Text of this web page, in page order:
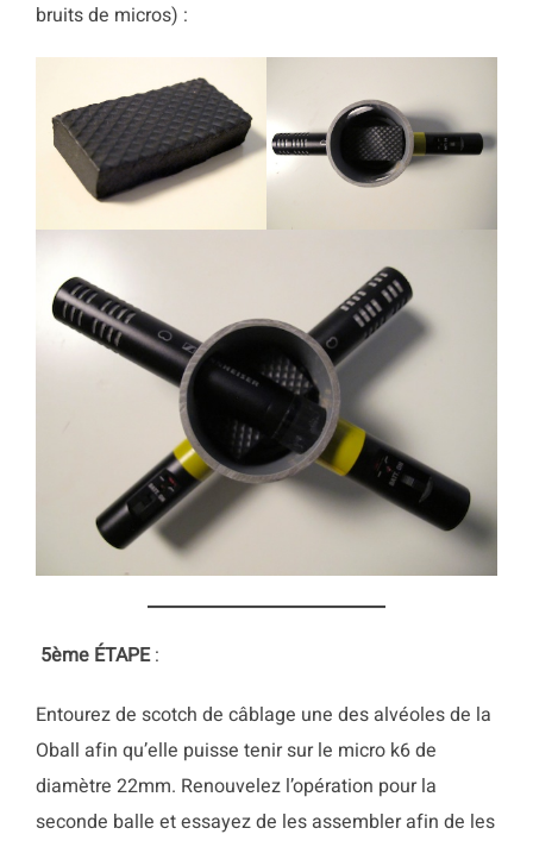
bruits de micros) :
5ème ÉTAPE:
Entourez de scotch de câblage une des alvéoles de la
Oball afin qu’elle puisse tenir sur le micro k6 de
diamètre 22mm. Renouvelez l’opération pour la
seconde balle et essayez de les assembler afin de les